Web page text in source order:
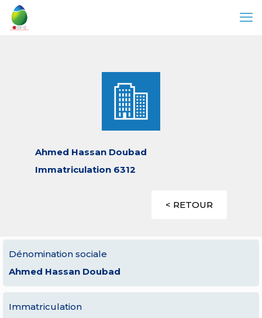
Ahmed Hassan Doubad
Immatriculation 6312
< RETOUR
Dénomination sociale
Ahmed Hassan Doubad
Immatriculation